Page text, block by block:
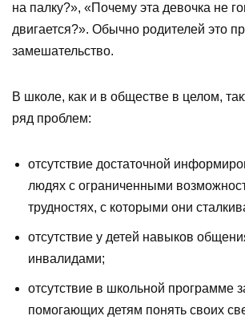
на палку?», «Почему эта девочка не
двигается?». Обычно родителей это
замешательство.
В школе, как и в обществе в целом,
ряд проблем:
отсутствие достаточной
людях с ограниченными
трудностях, с которыми они
отсутствие у детей навыков
инвалидами;
отсутствие в школьной программе
помогающих детям понять своих